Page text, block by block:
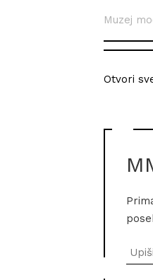
Muzej
Otvori